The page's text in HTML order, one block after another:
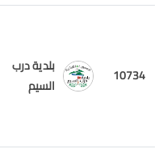
10734
بلدية درب
السيم